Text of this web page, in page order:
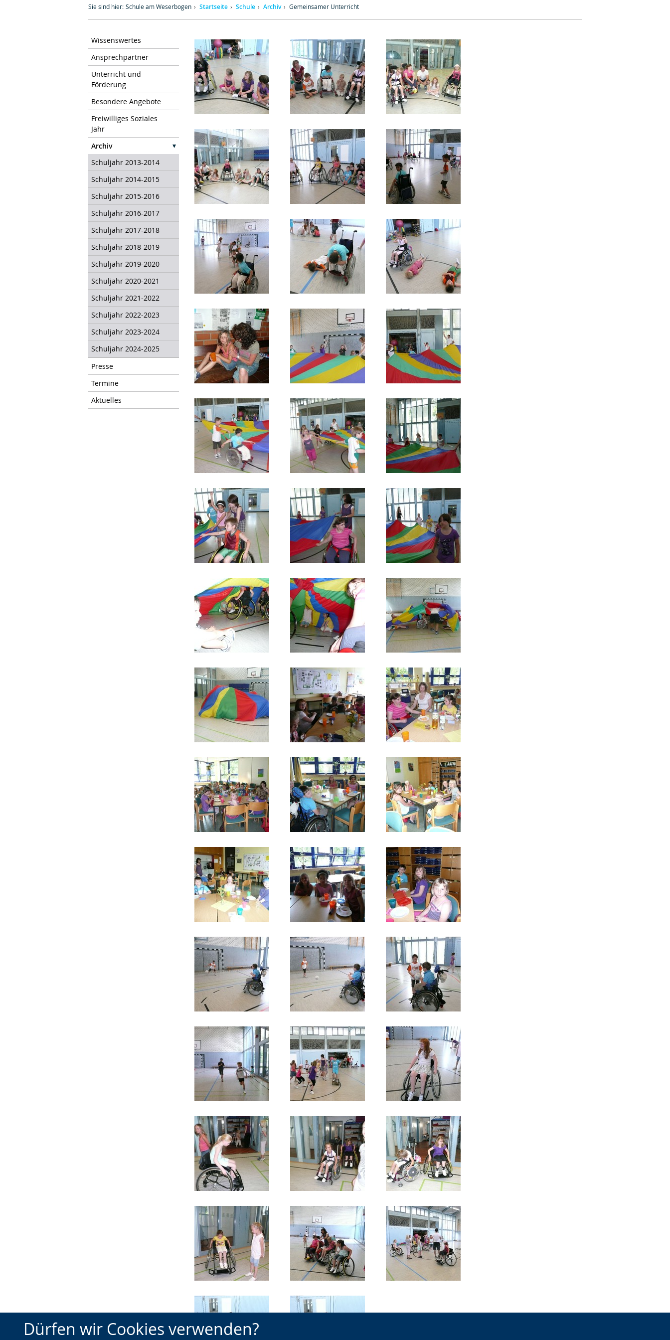
Dürfen wir Cookies verwenden?
Sie sind hier: Schule am Weserbogen Startseite Schule Archiv Gemeinsamer Unterricht
Wissenswertes
Ansprechpartner
Unterricht und
Förderung
Besondere Angebote
Freiwilliges Soziales
Jahr
Archiv
Schuljahr 2013-2014
Schuljahr 2014-2015
Schuljahr 2015-2016
Schuljahr 2016-2017
Schuljahr 2017-2018
Schuljahr 2018-2019
Schuljahr 2019-2020
Schuljahr 2020-2021
Schuljahr 2021-2022
Schuljahr 2022-2023
Schuljahr 2023-2024
Schuljahr 2024-2025
Presse
Termine
Aktuelles